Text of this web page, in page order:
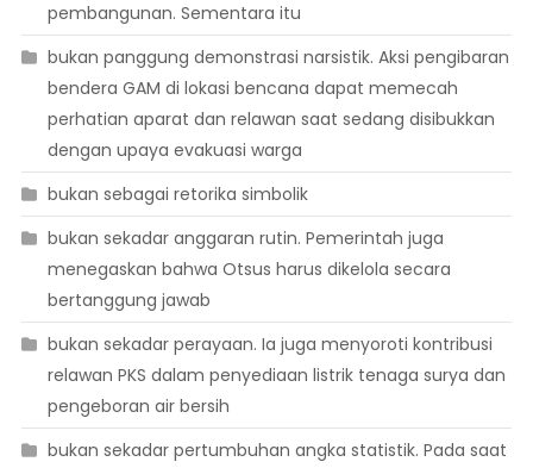
pembangunan. Sementara itu
bukan panggung demonstrasi narsistik. Aksi pengibaran
bendera GAM di lokasi bencana dapat memecah
perhatian aparat dan relawan saat sedang disibukkan
dengan upaya evakuasi warga
bukan sebagai retorika simbolik
bukan sekadar anggaran rutin. Pemerintah juga
menegaskan bahwa Otsus harus dikelola secara
bertanggung jawab
bukan sekadar perayaan. Ia juga menyoroti kontribusi
relawan PKS dalam penyediaan listrik tenaga surya dan
pengeboran air bersih
bukan sekadar pertumbuhan angka statistik. Pada saat